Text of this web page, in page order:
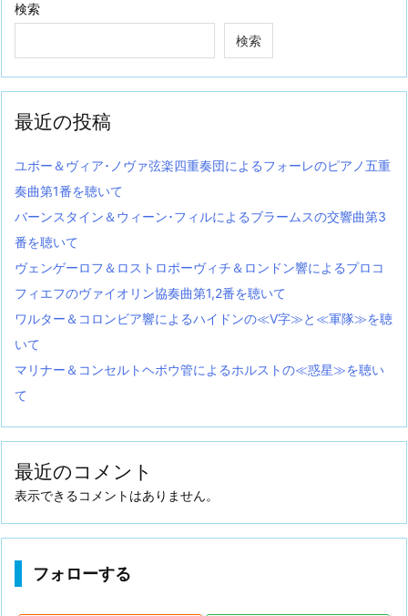
検索
検索
最近の投稿
ユボー＆ヴィア･ノヴァ弦楽四重奏団によるフォーレのピアノ五重
奏曲第1番を聴いて
バーンスタイン＆ウィーン･フィルによるブラームスの交響曲第3
番を聴いて
ヴェンゲーロフ＆ロストロポーヴィチ＆ロンドン響によるプロコ
フィエフのヴァイオリン協奏曲第1,2番を聴いて
ワルター＆コロンビア響によるハイドンの≪V字≫と≪軍隊≫を聴
いて
マリナー＆コンセルトヘボウ管によるホルストの≪惑星≫を聴い
て
最近のコメント
表示できるコメントはありません。
フォローする